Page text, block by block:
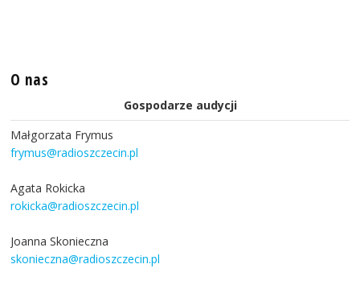
O nas
Gospodarze audycji
Małgorzata Frymus
frymus@radioszczecin.pl
Agata Rokicka
rokicka@radioszczecin.pl
Joanna Skonieczna
skonieczna@radioszczecin.pl